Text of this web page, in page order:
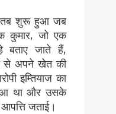
तब शुरू हुआ जब
कुमार, जो एक
बताए जाते हैं,
से अपने खेत की
इम्तियाज का
था और उसके
जताई।